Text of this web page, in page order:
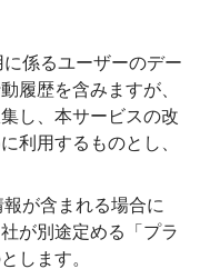
係るユーザーのデー
履歴を含みますが、
し、本サービスの改
利用するものとし、
が含まれる場合に
が別途定める「プラ
します。